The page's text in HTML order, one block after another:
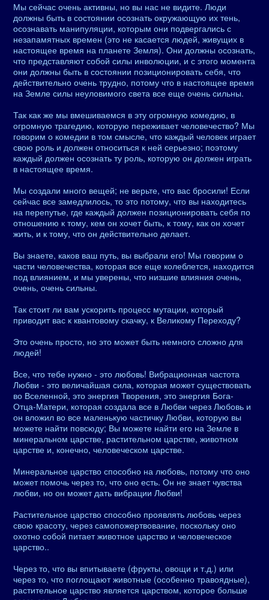
Мы сейчас очень активны, но вы нас не видите. Люди
должны быть в состоянии осознать окружающую их тень,
осознавать манипуляции, которым они подвергались с
незапамятных времен (это не касается людей, живущих в
настоящее время на планете Земля). Они должны осознать,
что представляют собой силы инволюции, и с этого момента
они должны быть в состоянии позиционировать себя, что
действительно очень трудно, потому что в настоящее время
на Земле силы неуловимого света все еще очень сильны.
Так как же мы вмешиваемся в эту огромную комедию, в
огромную трагедию, которую переживает человечество? Мы
говорим о комедии в том смысле, что каждый человек играет
свою роль и должен относиться к ней серьезно; поэтому
каждый должен осознать ту роль, которую он должен играть
в настоящее время.
Мы создали много вещей; не верьте, что вас бросили! Если
сейчас все замедлилось, то это потому, что вы находитесь
на перепутье, где каждый должен позиционировать себя по
отношению к тому, кем он хочет быть, к тому, как он хочет
жить, и к тому, что он действительно делает.
Вы знаете, каков ваш путь, вы выбрали его! Мы говорим о
части человечества, которая все еще колеблется, находится
под влиянием, и мы уверены, что низшие влияния очень,
очень, очень сильны.
Так стоит ли вам ускорить процесс мутации, который
приводит вас к квантовому скачку, к Великому Переходу?
Это очень просто, но это может быть немного сложно для
людей!
Все, что тебе нужно - это любовь! Вибрационная частота
Любви - это величайшая сила, которая может существовать
во Вселенной, это энергия Творения, это энергия Бога-
Отца-Матери, которая создала все в Любви через Любовь и
он вложил во все маленькую частичку Любви, которую вы
можете найти повсюду; Вы можете найти его на Земле в
минеральном царстве, растительном царстве, животном
царстве и, конечно, человеческом царстве.
Минеральное царство способно на любовь, потому что оно
может помочь через то, что оно есть. Он не знает чувства
любви, но он может дать вибрации Любви!
Растительное царство способно проявлять любовь через
свою красоту, через самопожертвование, поскольку оно
охотно собой питает животное царство и человеческое
царство..
Через то, что вы впитываете (фрукты, овощи и т.д.) или
через то, что поглощают животные (особенно травоядные),
растительное царство является царством, которое больше